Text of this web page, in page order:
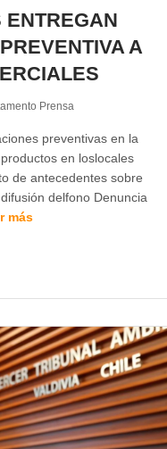
A
Prensa
preventivas en la
en loslocales
de antecedentes sobre
delfono Denuncia
más